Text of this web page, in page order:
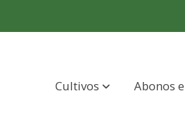
Cultivos Abonos